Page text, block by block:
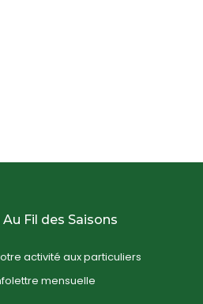
Fil des Saisons
activité aux particuliers
mensuelle